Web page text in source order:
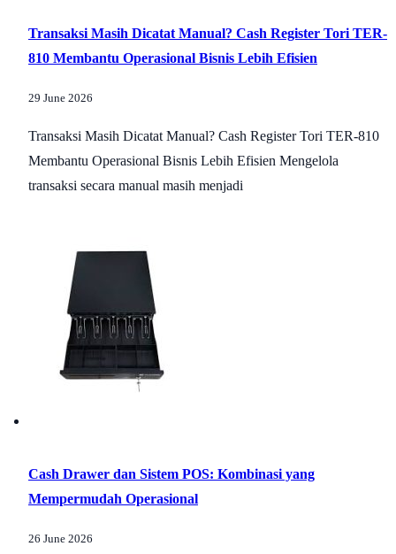
Transaksi Masih Dicatat Manual? Cash Register Tori TER-
810 Membantu Operasional Bisnis Lebih Efisien
29 June 2026
Transaksi Masih Dicatat Manual? Cash Register Tori TER-810
Membantu Operasional Bisnis Lebih Efisien Mengelola
transaksi secara manual masih menjadi
Cash Drawer dan Sistem POS: Kombinasi yang
Mempermudah Operasional
26 June 2026